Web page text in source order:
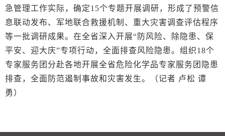
急管理工作实际，确定15个专题开展调研，形成了预警信
息联动发布、军地联合救援机制、重大灾害调查评估程序
等一批调研成果。在全省深入开展“防风险、除隐患、保
平安、迎大庆”专项行动，全面排查风险隐患。组织18个
专家服务团分赴各地开展全省危险化学品专家服务团隐患
排查，全面防范遏制事故和灾害发生。（记者 卢松 谭
勇）